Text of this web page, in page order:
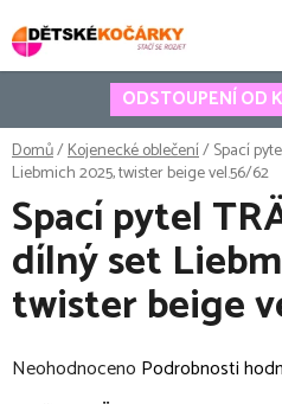
na
obsah
ODSTOUPENÍ OD
Domů/Kojenecké oblečení/Spací
Liebmich 2025, twister beige vel.56/62
Spací pytel
dílný set
twister beige
Průměrné
Neohodnoceno Podrobnosti